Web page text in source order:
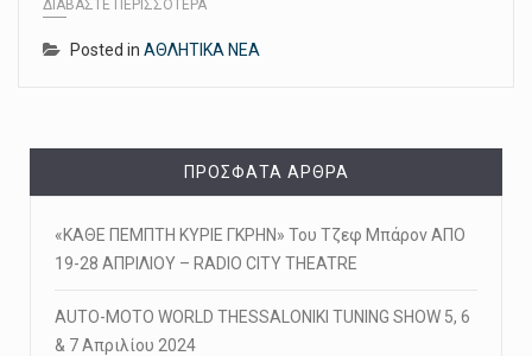
ΔΙΑΒΆΣΤΕ ΠΕΡΙΣΣΌΤΕΡΑ
Posted in ΑΘΛΗΤΙΚΑ ΝΕΑ
ΠΡΌΣΦΑΤΑ ΆΡΘΡΑ
«ΚΑΘΕ ΠΕΜΠΤΗ ΚΥΡΙΕ ΓΚΡΗΝ» Του Τζεφ Μπάρον ΑΠΟ
19-28 ΑΠΡΙΛΙΟΥ – RADIO CITY THEATRE
AUTO-MOTO WORLD THESSALONIKI TUNING SHOW 5, 6
& 7 Απριλίου 2024